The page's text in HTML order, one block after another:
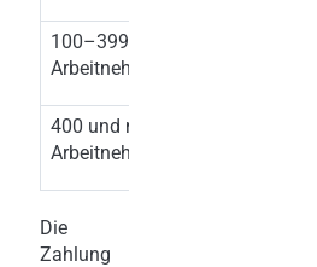
100–399
Arbeitnehmer
400 und mehr
Arbeitnehmer
Die
Zahlung